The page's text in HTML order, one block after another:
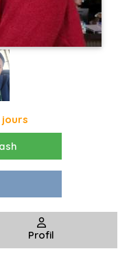
jours
Profil